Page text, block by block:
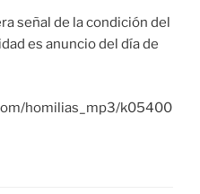
señal de la condición del
es anuncio del día de
homilias_mp3/k05400